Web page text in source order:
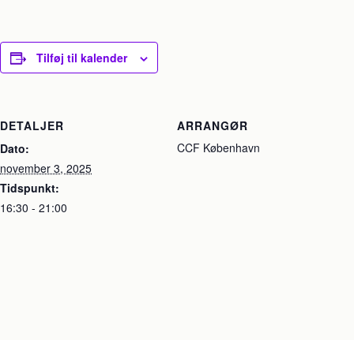
Tilføj til kalender
DETALJER
Dato:
november 3, 2025
Tidspunkt:
16:30 - 21:00
ARRANGØR
CCF København